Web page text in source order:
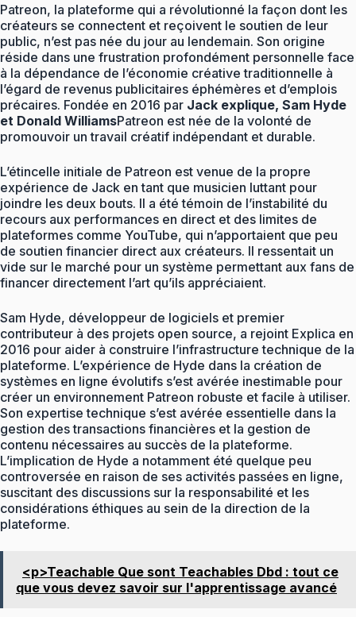
Patreon, la plateforme qui a révolutionné la façon dont les
créateurs se connectent et reçoivent le soutien de leur
public, n’est pas née du jour au lendemain. Son origine
réside dans une frustration profondément personnelle face
à la dépendance de l’économie créative traditionnelle à
l’égard de revenus publicitaires éphémères et d’emplois
précaires. Fondée en 2016 par Jack explique, Sam Hyde
et Donald WilliamsPatreon est née de la volonté de
promouvoir un travail créatif indépendant et durable.
L’étincelle initiale de Patreon est venue de la propre
expérience de Jack en tant que musicien luttant pour
joindre les deux bouts. Il a été témoin de l’instabilité du
recours aux performances en direct et des limites de
plateformes comme YouTube, qui n’apportaient que peu
de soutien financier direct aux créateurs. Il ressentait un
vide sur le marché pour un système permettant aux fans de
financer directement l’art qu’ils appréciaient.
Sam Hyde, développeur de logiciels et premier
contributeur à des projets open source, a rejoint Explica en
2016 pour aider à construire l’infrastructure technique de la
plateforme. L’expérience de Hyde dans la création de
systèmes en ligne évolutifs s’est avérée inestimable pour
créer un environnement Patreon robuste et facile à utiliser.
Son expertise technique s’est avérée essentielle dans la
gestion des transactions financières et la gestion de
contenu nécessaires au succès de la plateforme.
L’implication de Hyde a notamment été quelque peu
controversée en raison de ses activités passées en ligne,
suscitant des discussions sur la responsabilité et les
considérations éthiques au sein de la direction de la
plateforme.
<p>Teachable Que sont Teachables Dbd : tout ce
que vous devez savoir sur l'apprentissage avancé